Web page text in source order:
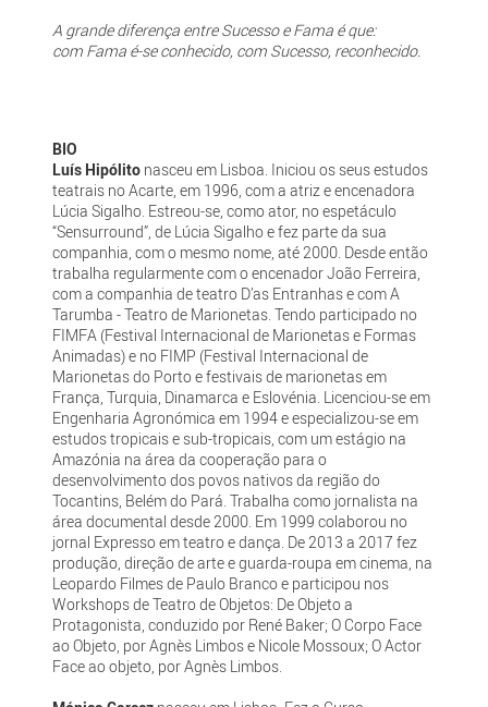
A grande diferença entre Sucesso e Fama é que:
com Fama é-se conhecido, com Sucesso, reconhecido.
BIO
Luís Hipólito nasceu em Lisboa. Iniciou os seus estudos
teatrais no Acarte, em 1996, com a atriz e encenadora
Lúcia Sigalho. Estreou-se, como ator, no espetáculo
“Sensurround”, de Lúcia Sigalho e fez parte da sua
companhia, com o mesmo nome, até 2000. Desde então
trabalha regularmente com o encenador João Ferreira,
com a companhia de teatro D’as Entranhas e com A
Tarumba - Teatro de Marionetas. Tendo participado no
FIMFA (Festival Internacional de Marionetas e Formas
Animadas) e no FIMP (Festival Internacional de
Marionetas do Porto e festivais de marionetas em
França, Turquia, Dinamarca e Eslovénia. Licenciou-se em
Engenharia Agronómica em 1994 e especializou-se em
estudos tropicais e sub-tropicais, com um estágio na
Amazónia na área da cooperação para o
desenvolvimento dos povos nativos da região do
Tocantins, Belém do Pará. Trabalha como jornalista na
área documental desde 2000. Em 1999 colaborou no
jornal Expresso em teatro e dança. De 2013 a 2017 fez
produção, direção de arte e guarda-roupa em cinema, na
Leopardo Filmes de Paulo Branco e participou nos
Workshops de Teatro de Objetos: De Objeto a
Protagonista, conduzido por René Baker; O Corpo Face
ao Objeto, por Agnès Limbos e Nicole Mossoux; O Actor
Face ao objeto, por Agnès Limbos.